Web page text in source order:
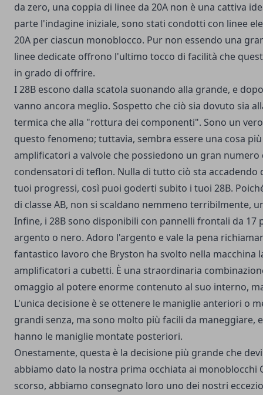
da zero, una coppia di linee da 20A non è una cattiva
parte l'indagine iniziale, sono stati condotti con linee
20A per ciascun monoblocco. Pur non essendo una
linee dedicate offrono l'ultimo tocco di facilità che
in grado di offrire.
I 28B escono dalla scatola suonando alla grande, e
vanno ancora meglio. Sospetto che ciò sia dovuto sia
termica che alla "rottura dei componenti". Sono un
questo fenomeno; tuttavia, sembra essere una cosa
amplificatori a valvole che possiedono un gran numero
condensatori di teflon. Nulla di tutto ciò sta accadendo
tuoi progressi, così puoi goderti subito i tuoi 28B.
di classe AB, non si scaldano nemmeno terribilmente,
Infine, i 28B sono disponibili con pannelli frontali da 17
argento o nero. Adoro l'argento e vale la pena
fantastico lavoro che Bryston ha svolto nella macchina
amplificatori a cubetti. È una straordinaria
omaggio al potere enorme contenuto al suo interno,
L'unica decisione è se ottenere le maniglie anteriori o
grandi senza, ma sono molto più facili da maneggiare,
hanno le maniglie montate posteriori.
Onestamente, questa è la decisione più grande che
abbiamo dato la nostra prima occhiata ai monoblocchi
scorso, abbiamo consegnato loro uno dei nostri